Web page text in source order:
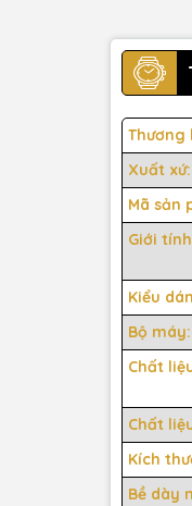
Thương
Xuất xứ:
Mã sản
Giới
Kiểu
Bộ máy:
Chất
Chất
Kích
Bề dày